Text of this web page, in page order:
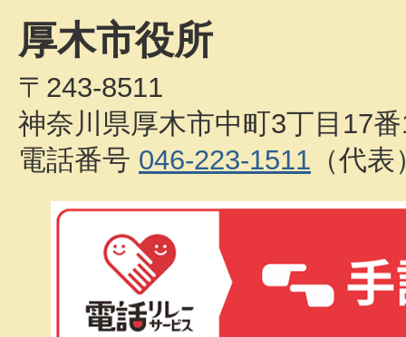
厚木市役所
〒243-8511
神奈川県厚木市中町3丁目17
電話番号 046-223-1511 （代表